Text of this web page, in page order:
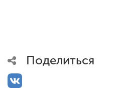
Поделиться